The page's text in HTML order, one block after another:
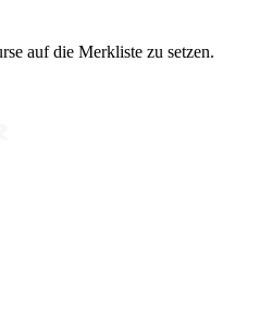
auf die Merkliste zu setzen.